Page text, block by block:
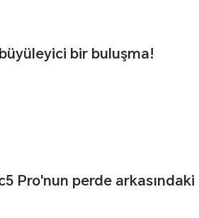
bir buluşma!
Pro'nun perde arkasındaki